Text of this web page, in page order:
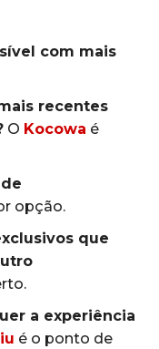
com mais
recentes
O Kocowa é
opção.
que
a experiência
é o ponto de